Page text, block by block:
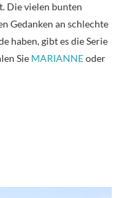
Die vielen bunten
Gedanken an schlechte
haben, gibt es die Serie
Sie MARIANNEoder